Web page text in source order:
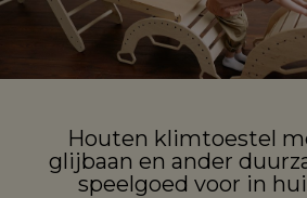
Houten klimtoestel
glijbaan en ander
speelgoed voor in